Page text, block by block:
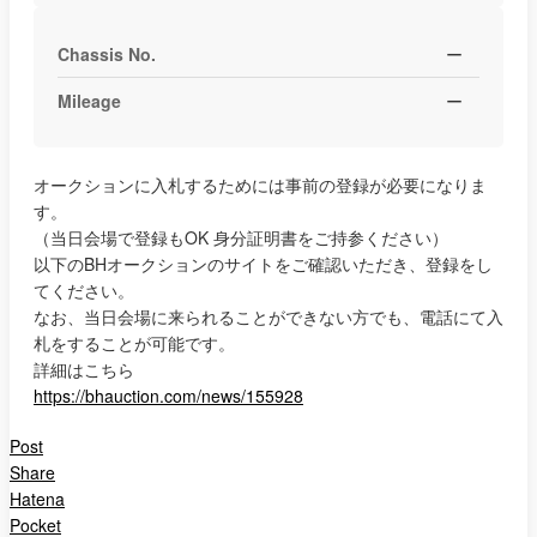
Chassis No.
ー
Mileage
ー
オークションに入札するためには事前の登録が必要になりま
す。
（当日会場で登録もOK 身分証明書をご持参ください）
以下のBHオークションのサイトをご確認いただき、登録をし
てください。
なお、当日会場に来られることができない方でも、電話にて入
札をすることが可能です。
詳細はこちら
https://bhauction.com/news/155928
Post
Share
Hatena
Pocket